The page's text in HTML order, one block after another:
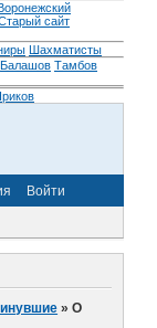
сайт
Шахматисты
Балашов Тамбов
Войти
»О